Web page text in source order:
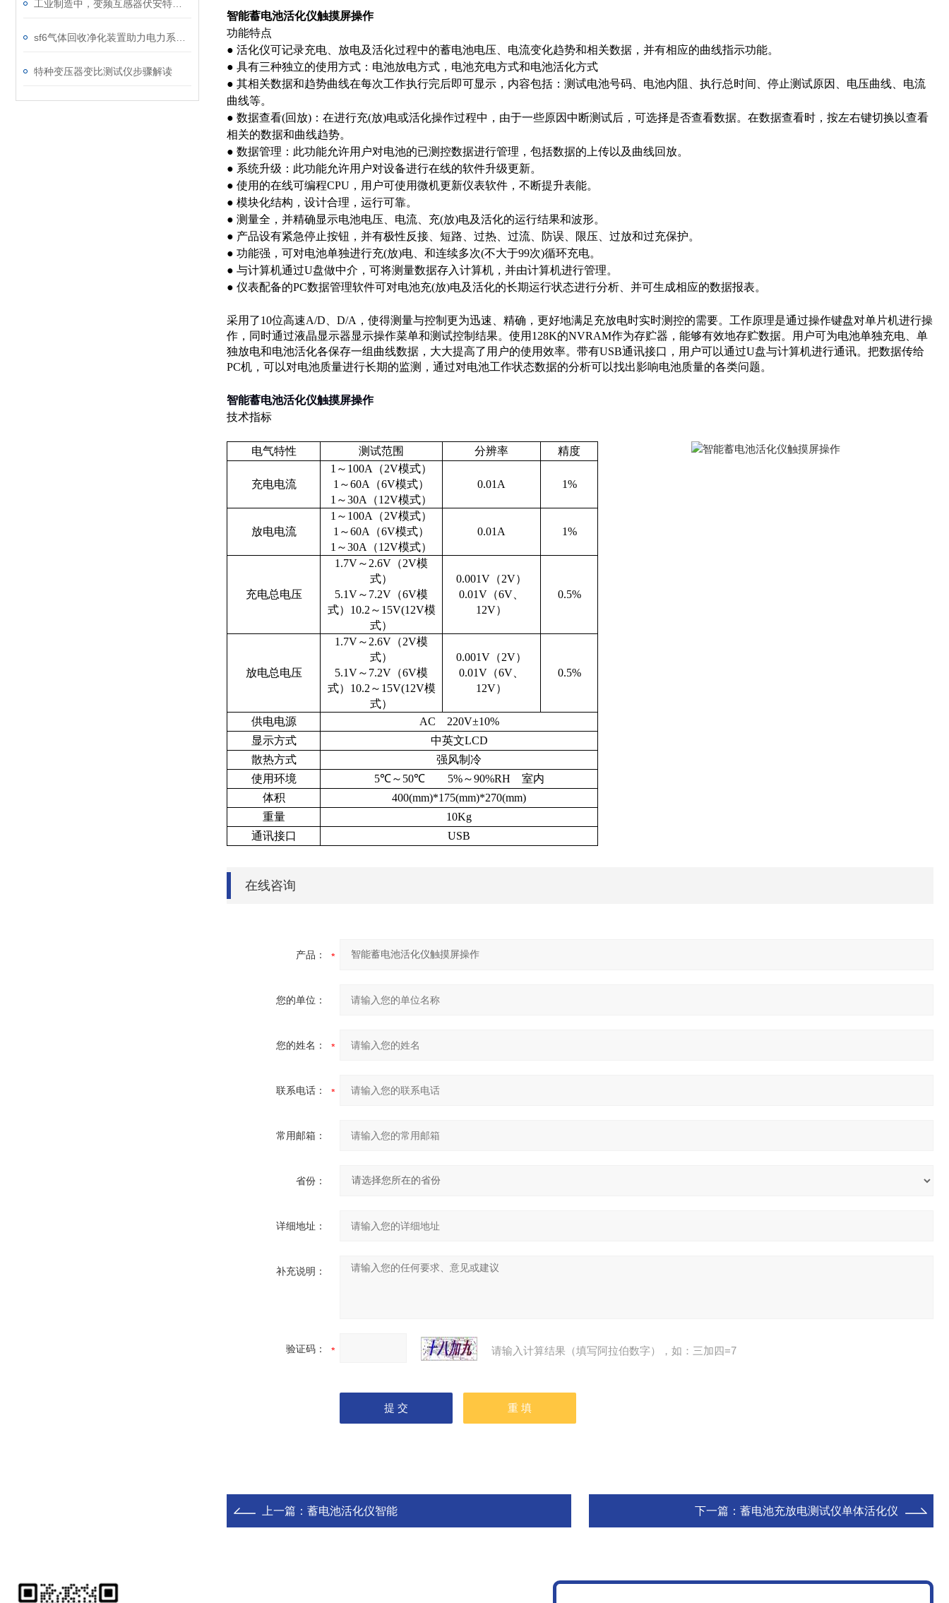
特种变压器变比测试仪步骤解读
智能蓄电池活化仪触摸屏操作
功能特点
● 活化仪可记录充电、放电及活化过程中的蓄电池电压、电流变化趋势和相关数据，并有相应的曲线指示功能。
● 具有三种独立的使用方式：电池放电方式，电池充电方式和电池活化方式
● 其相关数据和趋势曲线在每次工作执行完后即可显示，内容包括：测试电池号码、电池内阻、执行总时间、停止测试原因、电压曲线、电流
曲线等。
● 数据查看(回放)：在进行充(放)电或活化操作过程中，由于一些原因中断测试后，可选择是否查看数据。在数据查看时，按左右键切换以查看
相关的数据和曲线趋势。
● 数据管理：此功能允许用户对电池的已测控数据进行管理，包括数据的上传以及曲线回放。
● 系统升级：此功能允许用户对设备进行在线的软件升级更新。
● 使用的在线可编程CPU，用户可使用微机更新仪表软件，不断提升表能。
● 模块化结构，设计合理，运行可靠。
● 测量全，并精确显示电池电压、电流、充(放)电及活化的运行结果和波形。
● 产品设有紧急停止按钮，并有极性反接、短路、过热、过流、防误、限压、过放和过充保护。
● 功能强，可对电池单独进行充(放)电、和连续多次(不大于99次)循环充电。
● 与计算机通过U盘做中介，可将测量数据存入计算机，并由计算机进行管理。
● 仪表配备的PC数据管理软件可对电池充(放)电及活化的长期运行状态进行分析、并可生成相应的数据报表。
采用了10位高速A/D、D/A，使得测量与控制更为迅速、精确，更好地满足充放电时实时测控的需要。工作原理是通过操作键盘对单片机进行操
作，同时通过液晶显示器显示操作菜单和测试控制结果。使用128K的NVRAM作为存贮器，能够有效地存贮数据。用户可为电池单独充电、单
独放电和电池活化各保存一组曲线数据，大大提高了用户的使用效率。带有USB通讯接口，用户可以通过U盘与计算机进行通讯。把数据传给
PC机，可以对电池质量进行长期的监测，通过对电池工作状态数据的分析可以找出影响电池质量的各类问题。
智能蓄电池活化仪触摸屏操作
技术指标
电气特性 测试范围 分辨率 精度
充电电流
1～100A（2V模式）
1～60A（6V模式）
1～30A（12V模式）
0.01A 1%
放电电流
1～100A（2V模式）
1～60A（6V模式）
1～30A（12V模式）
0.01A 1%
充电总电压
1.7V～2.6V（2V模
式）
5.1V～7.2V（6V模
式）10.2～15V(12V模
式）
0.001V（2V）
0.01V（6V、
12V）
0.5%
放电总电压
1.7V～2.6V（2V模
式）
5.1V～7.2V（6V模
式）10.2～15V(12V模
式）
0.001V（2V）
0.01V（6V、
12V）
0.5%
供电电源
AC 220V±10%
显示方式
中英文LCD
散热方式
强风制冷
使用环境
5℃～50℃ 5%～90%RH 室内
体积
400(mm)*175(mm)*270(mm)
重量
10Kg
通讯接口
USB
在线咨询
产品：
您的单位：
您的姓名：
联系电话：
常用邮箱：
省份：
详细地址：
补充说明：
验证码： 请输入计算结果（填写阿拉伯数字），如：三加四=7
上一篇： 蓄电池活化仪智能 下一篇： 蓄电池充放电测试仪单体活化仪